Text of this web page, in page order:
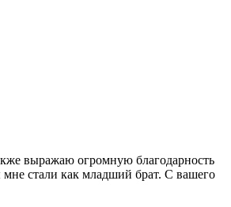
выражаю огромную благодарность
стали как младший брат. С вашего